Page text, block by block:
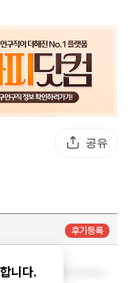
공유
후기등록
니다.
않았는데 손끝이 살아있는